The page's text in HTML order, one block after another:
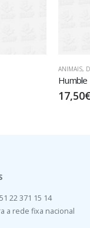
22 371 15 14
a rede fixa nacional